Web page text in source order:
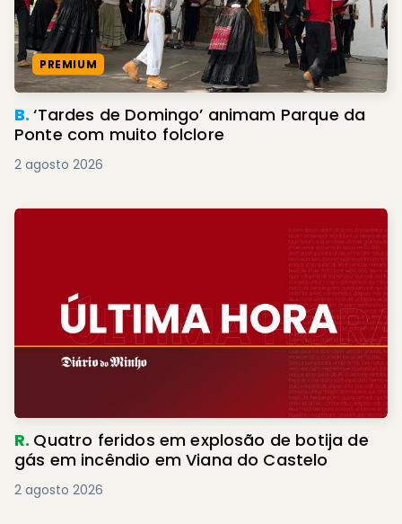
PREMIUM
B.‘Tardes de Domingo’ animam Parque da
Ponte com muito folclore
2 agosto 2026
R. Quatro feridos em explosão de botija de
gás em incêndio em Viana do Castelo
2 agosto 2026